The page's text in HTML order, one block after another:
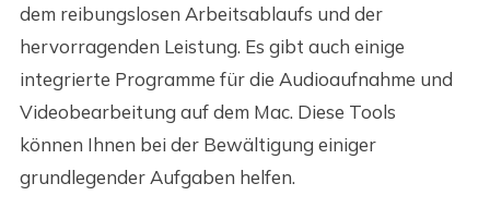
dem reibungslosen Arbeitsablaufs und der
hervorragenden Leistung. Es gibt auch einige
integrierte Programme für die Audioaufnahme und
Videobearbeitung auf dem Mac. Diese Tools
können Ihnen bei der Bewältigung einiger
grundlegender Aufgaben helfen.